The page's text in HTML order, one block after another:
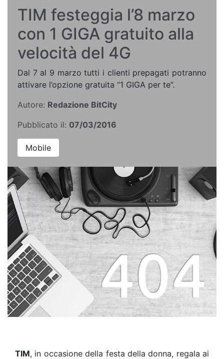
TIM festeggia l’8 marzo
con 1 GIGA gratuito alla
velocità del 4G
Dal 7 al 9 marzo tutti i clienti prepagati potranno
attivare l’opzione gratuita “1 GIGA per te”.
Autore: Redazione BitCity
Pubblicato il: 07/03/2016
Mobile
TIM, in occasione della festa della donna, regala ai